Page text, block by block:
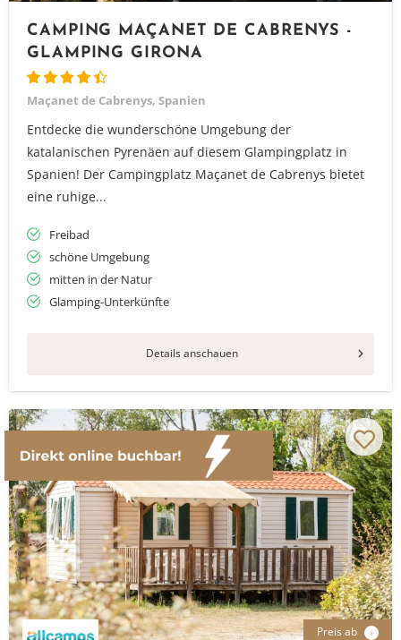
CAMPING MAÇANET DE CABRENYS -
GLAMPING GIRONA
Maçanet de Cabrenys, Spanien
Entdecke die wunderschöne Umgebung der
katalanischen Pyrenäen auf diesem Glampingplatz in
Spanien! Der Campingplatz Maçanet de Cabrenys bietet
eine ruhige...
Freibad
schöne Umgebung
mitten in der Natur
Glamping-Unterkünfte
Details anschauen
Preis ab i